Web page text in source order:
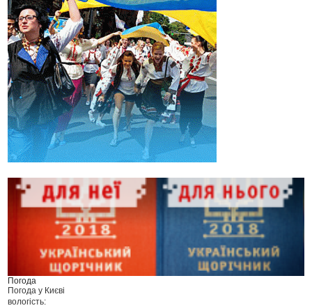
Погода
Погода у Києві
вологість: